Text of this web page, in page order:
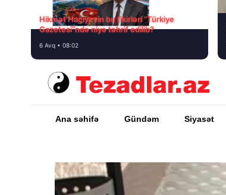
Hikmət Hacıyevin bu fikirləri “Türkiye
Gazetesi”ndə niyə təhrif edilib?
6 Avq • 08:02
Ana səhifə Gündəm Siyasət